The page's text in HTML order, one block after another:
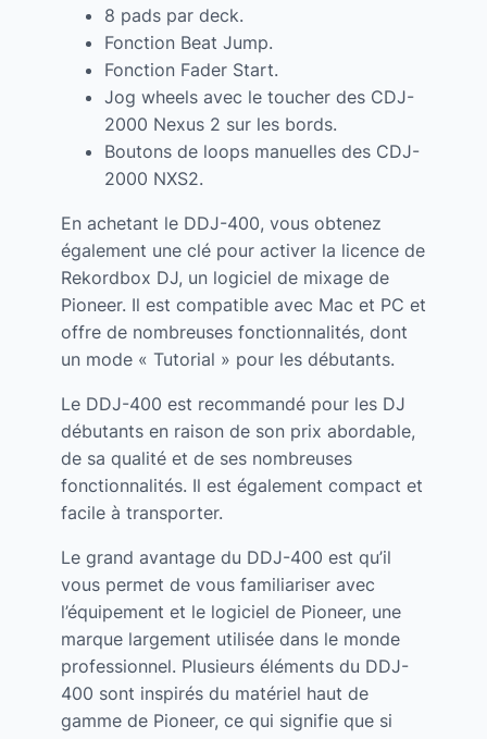
8 pads par deck.
Fonction Beat Jump.
Fonction Fader Start.
Jog wheels avec le toucher des CDJ-
2000 Nexus 2 sur les bords.
Boutons de loops manuelles des CDJ-
2000 NXS2.
En achetant le DDJ-400, vous obtenez
également une clé pour activer la licence de
Rekordbox DJ, un logiciel de mixage de
Pioneer. Il est compatible avec Mac et PC et
offre de nombreuses fonctionnalités, dont
un mode « Tutorial » pour les débutants.
Le DDJ-400 est recommandé pour les DJ
débutants en raison de son prix abordable,
de sa qualité et de ses nombreuses
fonctionnalités. Il est également compact et
facile à transporter.
Le grand avantage du DDJ-400 est qu’il
vous permet de vous familiariser avec
l’équipement et le logiciel de Pioneer, une
marque largement utilisée dans le monde
professionnel. Plusieurs éléments du DDJ-
400 sont inspirés du matériel haut de
gamme de Pioneer, ce qui signifie que si